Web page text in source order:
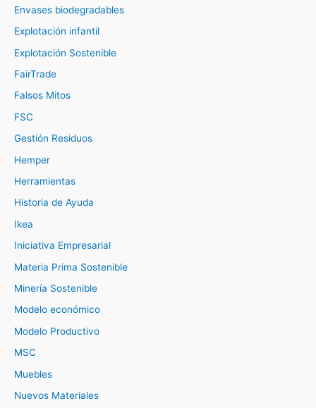
Envases biodegradables
Explotación infantil
Explotación Sostenible
FairTrade
Falsos Mitos
FSC
Gestión Residuos
Hemper
Herramientas
Historia de Ayuda
Ikea
Iniciativa Empresarial
Materia Prima Sostenible
Minería Sostenible
Modelo económico
Modelo Productivo
MSC
Muebles
Nuevos Materiales